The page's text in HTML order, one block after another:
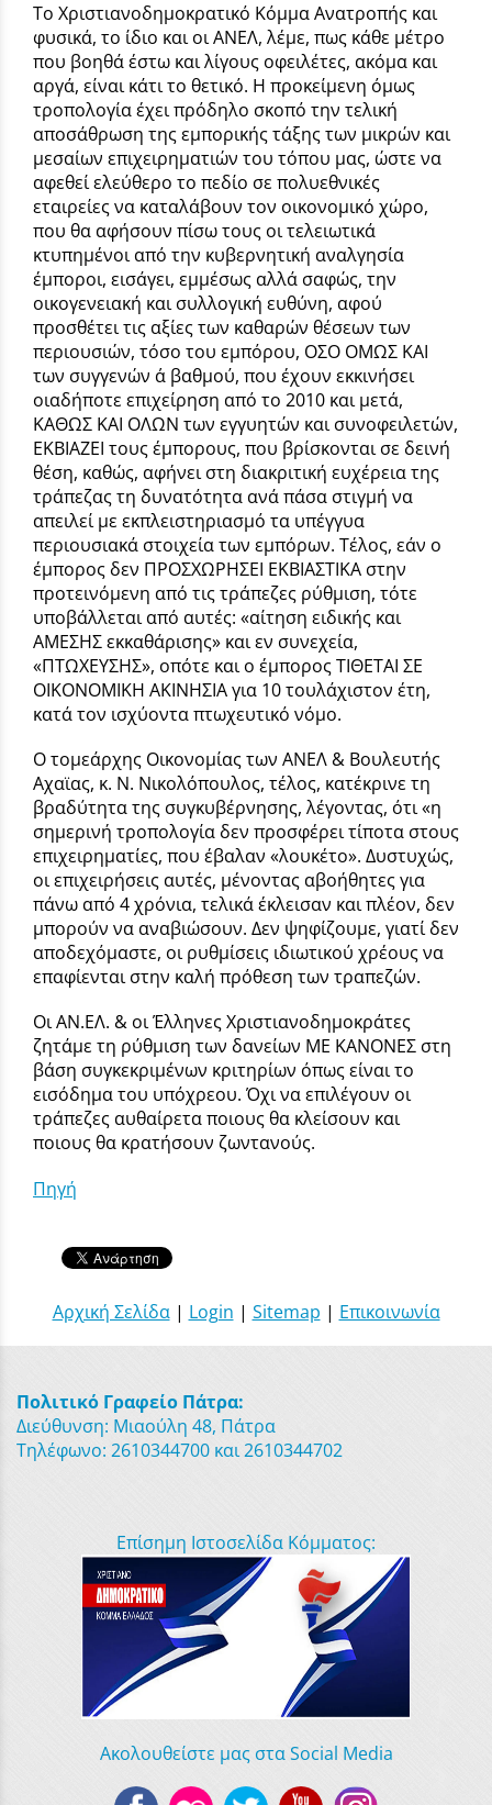
Το Χριστιανοδημοκρατικό Κόμμα Ανατροπής και
φυσικά, το ίδιο και οι ΑΝΕΛ, λέμε, πως κάθε μέτρο
που βοηθά έστω και λίγους οφειλέτες, ακόμα και
αργά, είναι κάτι το θετικό. Η προκείμενη όμως
τροπολογία έχει πρόδηλο σκοπό την τελική
αποσάθρωση της εμπορικής τάξης των μικρών και
μεσαίων επιχειρηματιών του τόπου μας, ώστε να
αφεθεί ελεύθερο το πεδίο σε πολυεθνικές
εταιρείες να καταλάβουν τον οικονομικό χώρο,
που θα αφήσουν πίσω τους οι τελειωτικά
κτυπημένοι από την κυβερνητική αναλγησία
έμποροι, εισάγει, εμμέσως αλλά σαφώς, την
οικογενειακή και συλλογική ευθύνη, αφού
προσθέτει τις αξίες των καθαρών θέσεων των
περιουσιών, τόσο του εμπόρου, ΟΣΟ ΟΜΩΣ ΚΑΙ
των συγγενών α΄ βαθμού, που έχουν εκκινήσει
οιαδήποτε επιχείρηση από το 2010 και μετά,
ΚΑΘΩΣ ΚΑΙ ΟΛΩΝ των εγγυητών και συνοφειλετών,
ΕΚΒΙΑΖΕΙ τους έμπορους, που βρίσκονται σε δεινή
θέση, καθώς, αφήνει στη διακριτική ευχέρεια της
τράπεζας τη δυνατότητα ανά πάσα στιγμή να
απειλεί με εκπλειστηριασμό τα υπέγγυα
περιουσιακά στοιχεία των εμπόρων. Τέλος, εάν ο
έμπορος δεν ΠΡΟΣΧΩΡΗΣΕΙ ΕΚΒΙΑΣΤΙΚΑ στην
προτεινόμενη από τις τράπεζες ρύθμιση, τότε
υποβάλλεται από αυτές: «αίτηση ειδικής και
ΑΜΕΣΗΣ εκκαθάρισης» και εν συνεχεία,
«ΠΤΩΧΕΥΣΗΣ», οπότε και ο έμπορος ΤΙΘΕΤΑΙ ΣΕ
ΟΙΚΟΝΟΜΙΚΗ ΑΚΙΝΗΣΙΑ για 10 τουλάχιστον έτη,
κατά τον ισχύοντα πτωχευτικό νόμο.
Ο τομεάρχης Οικονομίας των ΑΝΕΛ & Βουλευτής
Αχαϊας, κ. Ν. Νικολόπουλος, τέλος, κατέκρινε τη
βραδύτητα της συγκυβέρνησης, λέγοντας, ότι «η
σημερινή τροπολογία δεν προσφέρει τίποτα στους
επιχειρηματίες, που έβαλαν «λουκέτο». Δυστυχώς,
οι επιχειρήσεις αυτές, μένοντας αβοήθητες για
πάνω από 4 χρόνια, τελικά έκλεισαν και πλέον, δεν
μπορούν να αναβιώσουν. Δεν ψηφίζουμε, γιατί δεν
αποδεχόμαστε, οι ρυθμίσεις ιδιωτικού χρέους να
επαφίενται στην καλή πρόθεση των τραπεζών.
Οι ΑΝ.ΕΛ. & οι Έλληνες Χριστιανοδημοκράτες
ζητάμε τη ρύθμιση των δανείων ΜΕ ΚΑΝΟΝΕΣ στη
βάση συγκεκριμένων κριτηρίων όπως είναι το
εισόδημα του υπόχρεου. Όχι να επιλέγουν οι
τράπεζες αυθαίρετα ποιους θα κλείσουν και
ποιους θα κρατήσουν ζωντανούς.
Πηγή
Αρχική Σελίδα| Login | Sitemap | Επικοινωνία
Πολιτικό Γραφείο Πάτρα:
Διεύθυνση: Μιαούλη 48, Πάτρα
Τηλέφωνο: 2610344700 και 2610344702
Επίσημη Ιστοσελίδα Κόμματος:
Ακολουθείστε μας στα Social Media